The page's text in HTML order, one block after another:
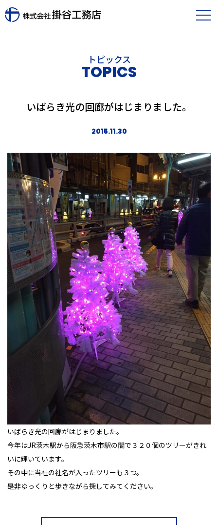
トピックス
TOPICS
いばらき光の回廊がはじまりました。
2015.11.30
いばらき光の回廊がはじまりました。
今年はJR茨木駅から阪急茨木市駅の間で３２０個のツリーがきれ
いに輝いています。
その中に当社の社名が入ったツリーも３つ。
是非ゆっくりと歩きながら探してみてください。